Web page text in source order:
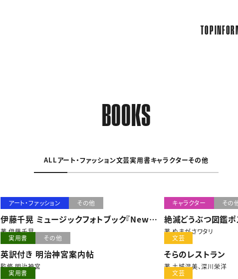
TOP
BOOKS
ALLアート・ファッション文芸実用書キャラクターその他
アート・ファッション その他
伊藤千晃 ミュージックフォトブック『New
Beginnings』
著 伊藤千晃
キャラクター その
絶滅どうぶつ図鑑
著 ぬまがさワタリ
実用書 その他
英訳付き 明治神宮案内帖
監修 明治神宮
文芸
そらのレストラン
著 土城温美、深川栄洋
実用書 文芸